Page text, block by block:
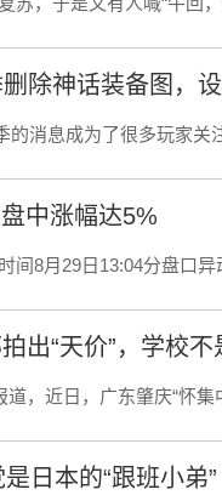
除神话装备图，
的消息成为了很多玩家关
中涨幅达5%
间8月29日13:04分盘口
出“天价”，学校不
，近日，广东肇庆“怀
日本的“跟班小弟”